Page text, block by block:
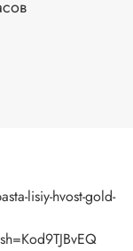
стекло,
кирпич, гипс,
и
паста из
по
lisiy-hvost-gold-